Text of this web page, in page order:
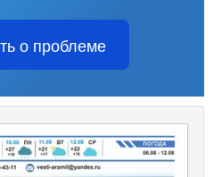
о проблеме